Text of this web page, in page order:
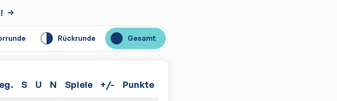
Rückrunde Gesamt
S U N Spiele +/- Punkte